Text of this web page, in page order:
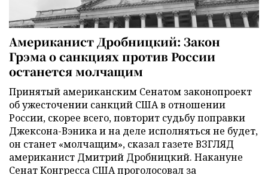
Американист Дробницкий: Закон
Грэма о санкциях против России
останется молчащим
Принятый американским Сенатом законопроект
об ужесточении санкций США в отношении
России, скорее всего, повторит судьбу поправки
Джексона-Вэника и на деле исполняться не будет,
он станет «молчащим», сказал газете ВЗГЛЯД
американист Дмитрий Дробницкий. Накануне
Сенат Конгресса США проголосовал за